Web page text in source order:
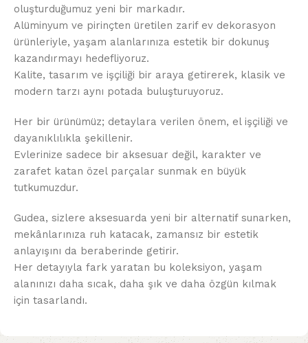
oluşturduğumuz yeni bir markadır.
Alüminyum ve pirinçten üretilen zarif ev dekorasyon
ürünleriyle, yaşam alanlarınıza estetik bir dokunuş
kazandırmayı hedefliyoruz.
Kalite, tasarım ve işçiliği bir araya getirerek, klasik ve
modern tarzı aynı potada buluşturuyoruz.
Her bir ürünümüz; detaylara verilen önem, el işçiliği ve
dayanıklılıkla şekillenir.
Evlerinize sadece bir aksesuar değil, karakter ve
zarafet katan özel parçalar sunmak en büyük
tutkumuzdur.
Gudea, sizlere aksesuarda yeni bir alternatif sunarken,
mekânlarınıza ruh katacak, zamansız bir estetik
anlayışını da beraberinde getirir.
Her detayıyla fark yaratan bu koleksiyon, yaşam
alanınızı daha sıcak, daha şık ve daha özgün kılmak
için tasarlandı.